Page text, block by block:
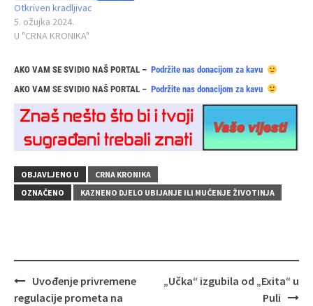
Otkriven kradljivac
5. ožujka 2024.
U "CRNA KRONIKA"
AKO VAM SE SVIDIO NAŠ PORTAL – Podržite nas donacijom za kavu
AKO VAM SE SVIDIO NAŠ PORTAL – Podržite nas donacijom za kavu
OBJAVLJENO U
CRNA KRONIKA
OZNAČENO
KAZNENO DJELO UBIJANJE ILI MUČENJE ŽIVOTINJA
Navigacija
objava
Uvođenje privremene
regulacije prometa na
„Učka“ izgubila od „Exita“ u
Puli